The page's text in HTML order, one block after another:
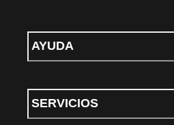
AYUDA
SERVICIOS